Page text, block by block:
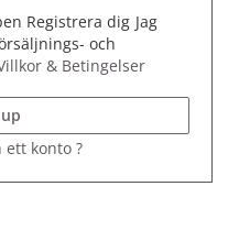
Registrera dig Jag
och
& Betingelser
ett konto ?